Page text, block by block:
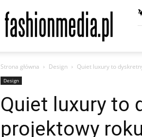
Moda
Styl
|
|
Design
Strona główna Design Quiet luxury to
Design
Quiet luxury to
projektowy roku